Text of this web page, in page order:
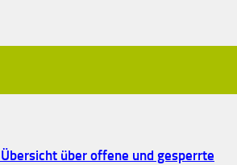
über offene und gesperrte